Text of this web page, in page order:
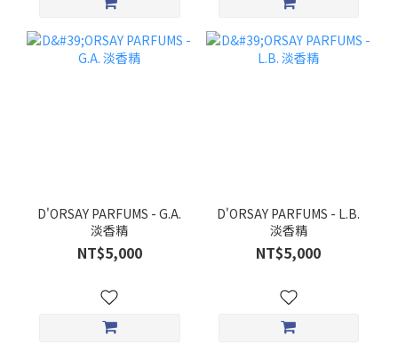
D'ORSAY PARFUMS - G.A.
淡香精
NT$5,000
D'ORSAY PARFUMS - L.B.
淡香精
NT$5,000